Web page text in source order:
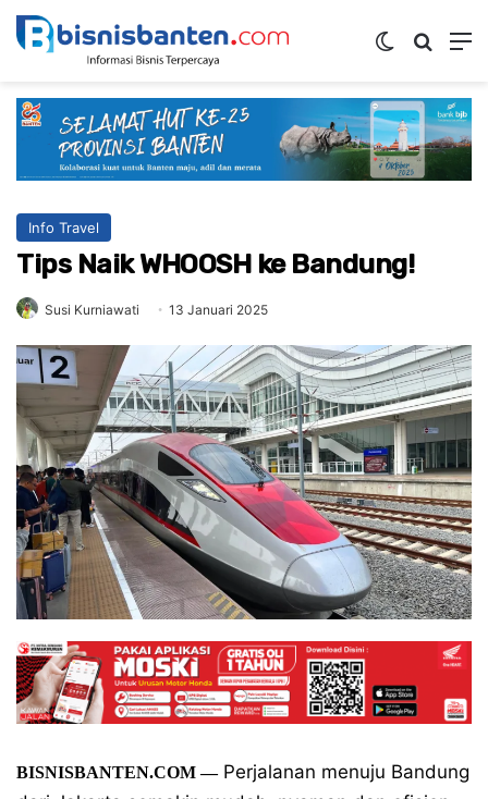
Switch skin
Info Travel
Tips Naik WHOOSH ke Bandung!
Susi Kurniawati 13 Januari 2025
BISNISBANTEN.COM —Perjalanan menuju Bandung